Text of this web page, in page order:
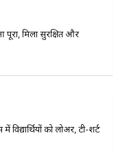
मिला सुरक्षित और
विद्यार्थियों को लोअर, टी-शर्ट